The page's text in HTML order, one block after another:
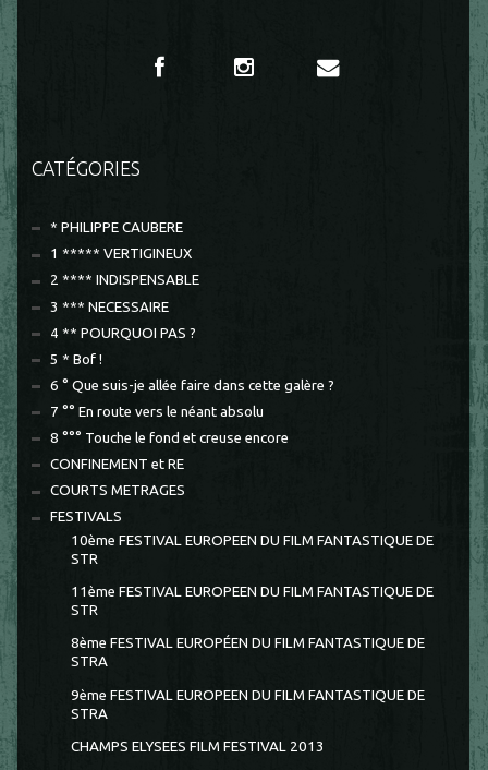
CATÉGORIES
* PHILIPPE CAUBERE
1 ***** VERTIGINEUX
2 **** INDISPENSABLE
3 *** NECESSAIRE
4 ** POURQUOI PAS ?
5 * Bof !
6 ° Que suis-je allée faire dans cette galère ?
7 °° En route vers le néant absolu
8 °°° Touche le fond et creuse encore
CONFINEMENT et RE
COURTS METRAGES
FESTIVALS
10ème FESTIVAL EUROPEEN DU FILM FANTASTIQUE DE
STR
11ème FESTIVAL EUROPEEN DU FILM FANTASTIQUE DE
STR
8ème FESTIVAL EUROPÉEN DU FILM FANTASTIQUE DE
STRA
9ème FESTIVAL EUROPEEN DU FILM FANTASTIQUE DE
STRA
CHAMPS ELYSEES FILM FESTIVAL 2013